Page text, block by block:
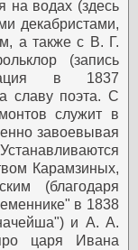
на водах (здесь
декабристами,
а также с В. Г.
(запись
в 1837
славу поэта. С
служит в
завоевывая
Карамзиных,
(благодаря
в 1838
и А. А.
царя Ивана